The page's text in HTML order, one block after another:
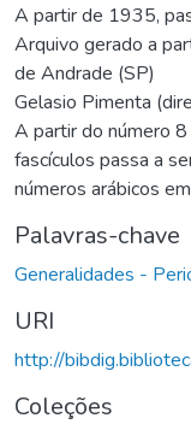
A partir de 1935,
Arquivo gerado a
de Andrade (SP)
Gelasio Pimenta
A partir do número
fascículos passa a
números arábicos
Palavras-chave
Generalidades -
URI
http://
Coleções